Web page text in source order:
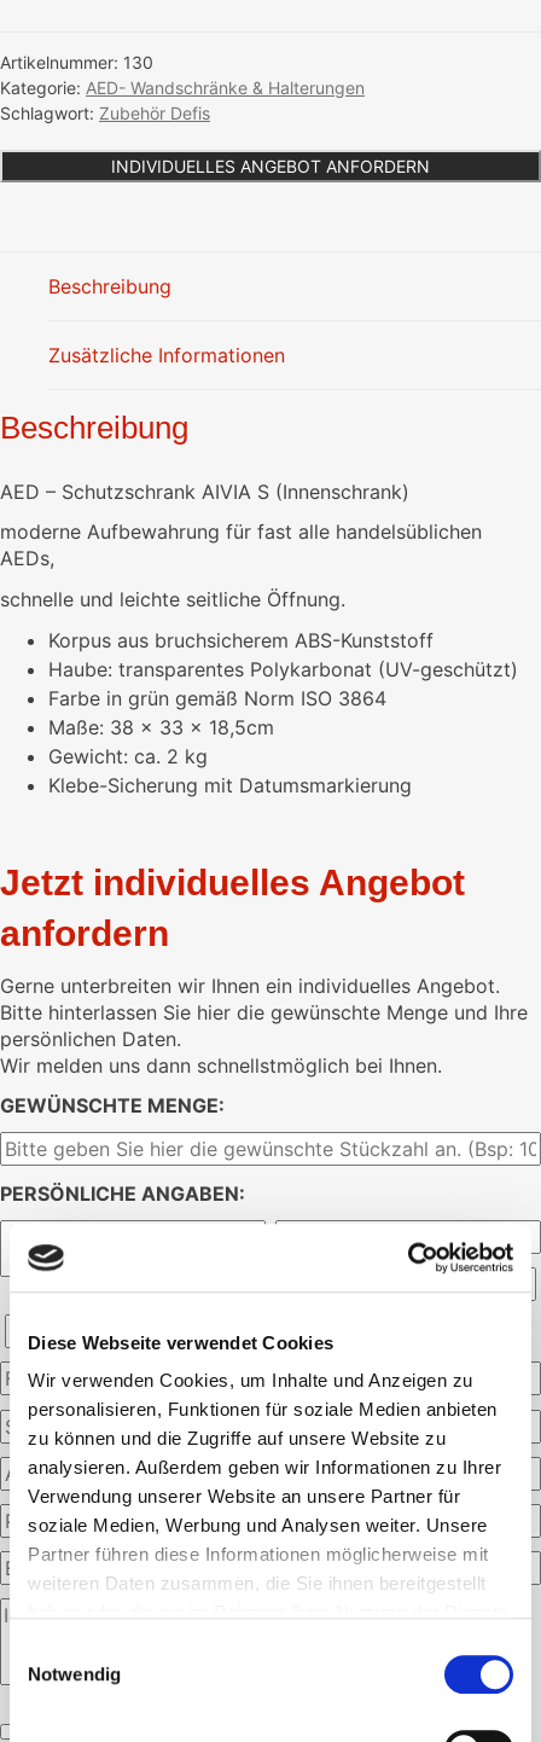
Diese Webseite verwendet Cookies
Wir verwenden Cookies, um Inhalte und Anzeigen zu
personalisieren, Funktionen für soziale Medien anbieten
zu können und die Zugriffe auf unsere Website zu
analysieren. Außerdem geben wir Informationen zu Ihrer
Verwendung unserer Website an unsere Partner für
soziale Medien, Werbung und Analysen weiter. Unsere
Partner führen diese Informationen möglicherweise mit
weiteren Daten zusammen, die Sie ihnen bereitgestellt
Notwendig
Menge
Artikelnummer: 130
Kategorie: AED- Wandschränke & Halterungen
Schlagwort: Zubehör Defis
INDIVIDUELLES ANGEBOT ANFORDERN
Beschreibung
Zusätzliche Informationen
Beschreibung
AED – Schutzschrank AIVIA S (Innenschrank)
moderne Aufbewahrung für fast alle handelsüblichen
AEDs,
schnelle und leichte seitliche Öffnung.
Korpus aus bruchsicherem ABS-Kunststoff
Haube: transparentes Polykarbonat (UV-geschützt)
Farbe in grün gemäß Norm ISO 3864
Maße: 38 x 33 x 18,5cm
Gewicht: ca. 2 kg
Klebe-Sicherung mit Datumsmarkierung
Jetzt individuelles Angebot
anfordern
Gerne unterbreiten wir Ihnen ein individuelles Angebot.
Bitte hinterlassen Sie hier die gewünschte Menge und Ihre
persönlichen Daten.
Wir melden uns dann schnellstmöglich bei Ihnen.
GEWÜNSCHTE MENGE:
PERSÖNLICHE ANGABEN:
lasse